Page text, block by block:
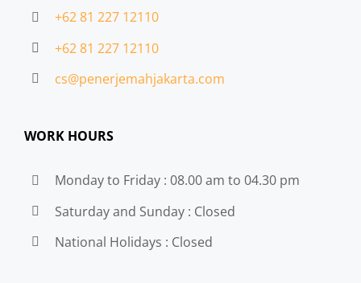
+62 81 227 12110
+62 81 227 12110
cs@penerjemahjakarta.com
WORK HOURS
Monday to Friday : 08.00 am to 04.30 pm
Saturday and Sunday : Closed
National Holidays : Closed